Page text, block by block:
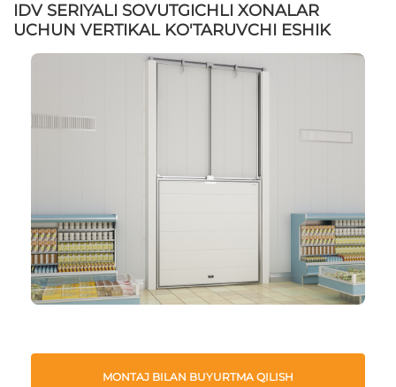
IDV SERIYALI SOVUTGICHLI XONALAR
UCHUN VERTIKAL KO'TARUVCHI ESHIK
MONTAJ BILAN BUYURTMA QILISH